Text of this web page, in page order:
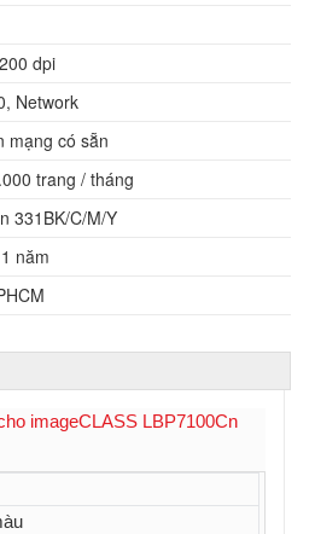
dpi
Network
mạng có sẵn
trang / tháng
331BK/C/M/Y
năm
imageCLASS LBP7100Cn